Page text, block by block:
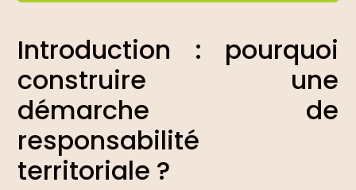
Introduction : pourquoi
construire une
démarche de
responsabilité
territoriale ?